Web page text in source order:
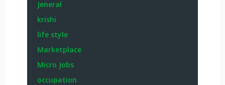
Jeneral
krishi
life style
Marketplace
Micro Jobs
occupation